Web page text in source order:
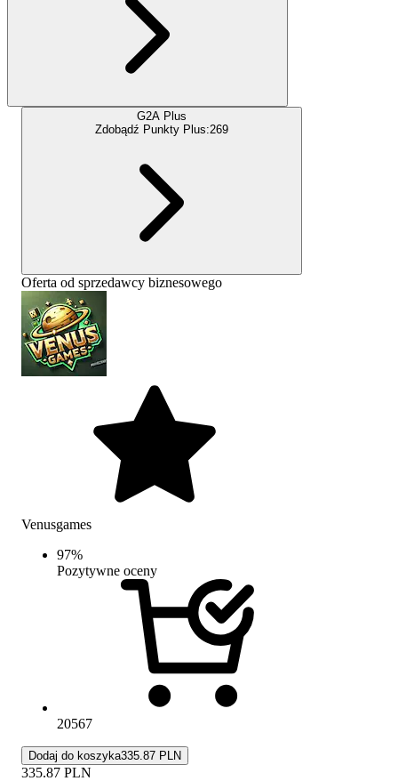
G2A Plus
Zdobądź Punkty Plus:269
Oferta od sprzedawcy biznesowego
Venusgames
97%
Pozytywne oceny
20567
Dodaj do koszyka335.87 PLN
335.87 PLN